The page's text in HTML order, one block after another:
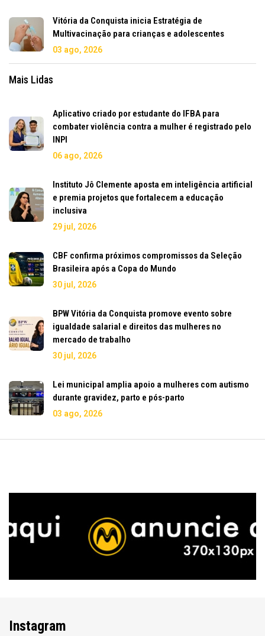
Vitória da Conquista inicia Estratégia de
Multivacinação para crianças e adolescentes
03 ago, 2026
Mais Lidas
Aplicativo criado por estudante do IFBA para
combater violência contra a mulher é registrado pelo
INPI
06 ago, 2026
Instituto Jô Clemente aposta em inteligência artificial
e premia projetos que fortalecem a educação
inclusiva
29 jul, 2026
CBF confirma próximos compromissos da Seleção
Brasileira após a Copa do Mundo
30 jul, 2026
BPW Vitória da Conquista promove evento sobre
igualdade salarial e direitos das mulheres no
mercado de trabalho
30 jul, 2026
Lei municipal amplia apoio a mulheres com autismo
durante gravidez, parto e pós-parto
03 ago, 2026
Instagram